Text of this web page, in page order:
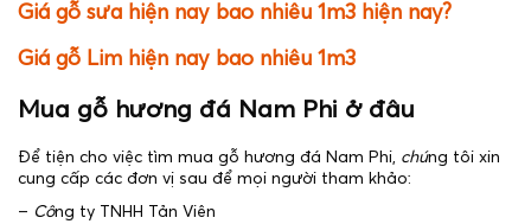
Giá gỗ sưa hiện nay bao nhiêu 1m3 hiện nay?
Giá gỗ Lim hiện nay bao nhiêu 1m3
Mua gỗ hương đá Nam Phi ở đâu
Để tiện cho việc tìm mua gỗ hương đá Nam Phi, chúng tôi xin
cung cấp các đơn vị sau để mọi người tham khảo:
– Công ty TNHH Tản Viên